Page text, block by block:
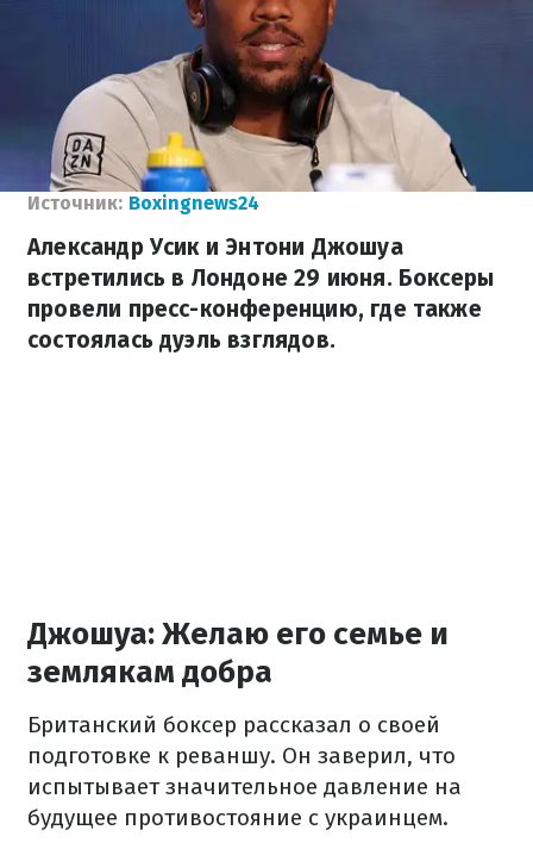
Источник: Boxingnews24
Александр Усик и Энтони Джошуа
встретились в Лондоне 29 июня. Боксеры
провели пресс-конференцию, где также
состоялась дуэль взглядов.
Джошуа: Желаю его семье и
землякам добра
Британский боксер рассказал о своей
подготовке к реваншу. Он заверил, что
испытывает значительное давление на
будущее противостояние с украинцем.